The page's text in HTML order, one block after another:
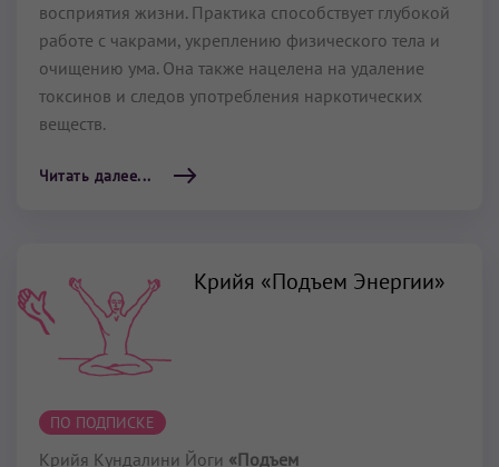
восприятия жизни. Практика способствует глубокой
работе с чакрами, укреплению физического тела и
очищению ума. Она также нацелена на удаление
токсинов и следов употребления наркотических
веществ.
Читать далее...
Крийя «Подъем Энергии»
ПО ПОДПИСКЕ
Крийя Кундалини Йоги «Подъем